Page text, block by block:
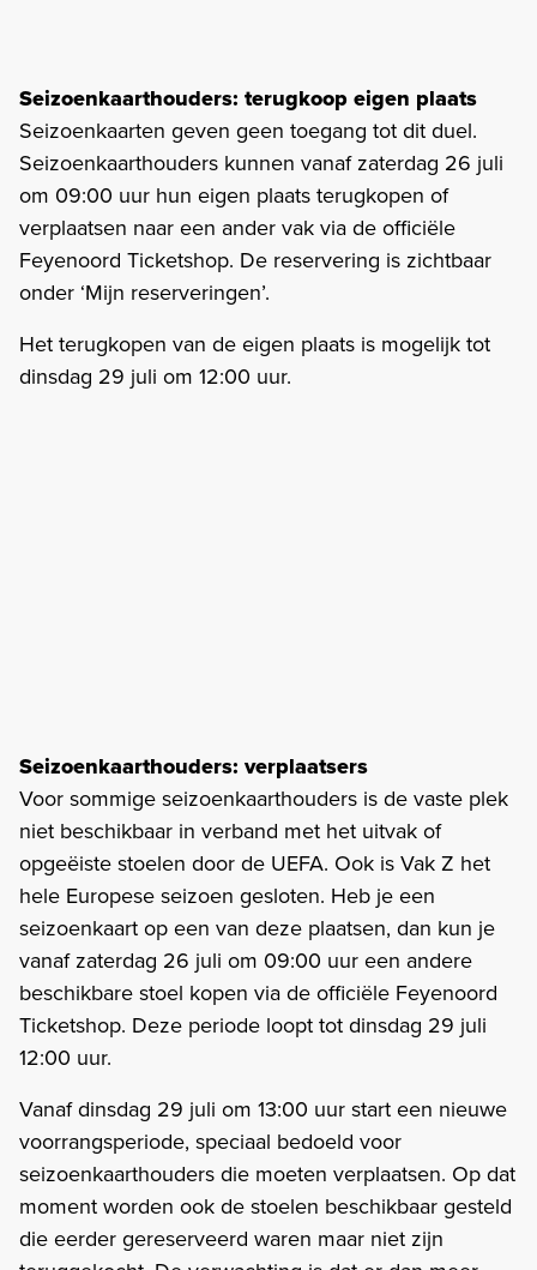
Seizoenkaarthouders: terugkoop eigen plaats
Seizoenkaarten geven geen toegang tot dit duel.
Seizoenkaarthouders kunnen vanaf zaterdag 26 juli
om 09:00 uur hun eigen plaats terugkopen of
verplaatsen naar een ander vak via de officiële
Feyenoord Ticketshop. De reservering is zichtbaar
onder ‘Mijn reserveringen’.
Het terugkopen van de eigen plaats is mogelijk tot
dinsdag 29 juli om 12:00 uur.
Seizoenkaarthouders: verplaatsers
Voor sommige seizoenkaarthouders is de vaste plek
niet beschikbaar in verband met het uitvak of
opgeëiste stoelen door de UEFA. Ook is Vak Z het
hele Europese seizoen gesloten. Heb je een
seizoenkaart op een van deze plaatsen, dan kun je
vanaf zaterdag 26 juli om 09:00 uur een andere
beschikbare stoel kopen via de officiële Feyenoord
Ticketshop. Deze periode loopt tot dinsdag 29 juli
12:00 uur.
Vanaf dinsdag 29 juli om 13:00 uur start een nieuwe
voorrangsperiode, speciaal bedoeld voor
seizoenkaarthouders die moeten verplaatsen. Op dat
moment worden ook de stoelen beschikbaar gesteld
die eerder gereserveerd waren maar niet zijn